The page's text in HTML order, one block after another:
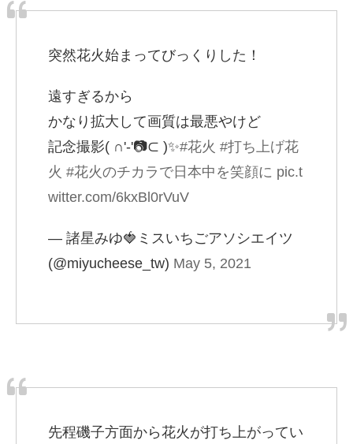
突然花火始まってびっくりした！
遠すぎるから
かなり拡大して画質は最悪やけど
記念撮影( ∩'-'📷⊂ )✨#花火 #打ち上げ花
火 #花火のチカラで日本中を笑顔に pic.t
witter.com/6kxBl0rVuV
— 諸星みゆ🍓ミスいちごアソシエイツ
(@miyucheese_tw) May 5, 2021
先程磯子方面から花火が打ち上がってい